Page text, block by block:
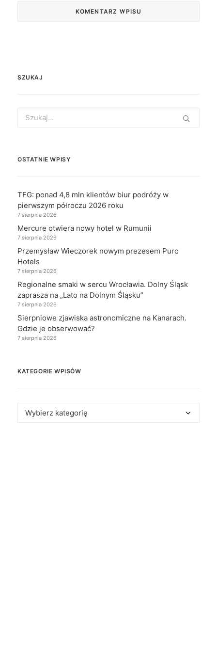
SZUKAJ
for:
OSTATNIE WPISY
TFG: ponad 4,8 mln klientów biur podróży w
pierwszym półroczu 2026 roku
7 sierpnia 2026
Mercure otwiera nowy hotel w Rumunii
7 sierpnia 2026
Przemysław Wieczorek nowym prezesem Puro
Hotels
7 sierpnia 2026
Regionalne smaki w sercu Wrocławia. Dolny Śląsk
zaprasza na „Lato na Dolnym Śląsku”
7 sierpnia 2026
Sierpniowe zjawiska astronomiczne na Kanarach.
Gdzie je obserwować?
7 sierpnia 2026
KATEGORIE WPISÓW
Kategorie